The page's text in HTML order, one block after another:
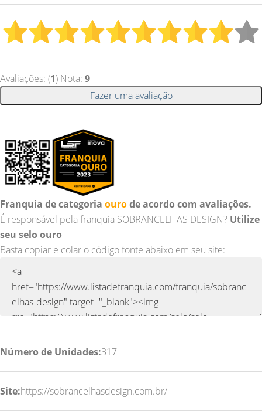
Avaliações: (1) Nota: 9
Fazer uma avaliação
Franquia de categoria ourode acordo com avaliações.
É responsável pela franquia SOBRANCELHAS DESIGN? Utilize
seu selo ouro
Basta copiar e colar o código fonte abaixo em seu site:
Número de Unidades:317
Site:https://sobrancelhasdesign.com.br/